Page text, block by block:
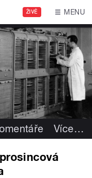
ŽIVĚ MENU
Více…